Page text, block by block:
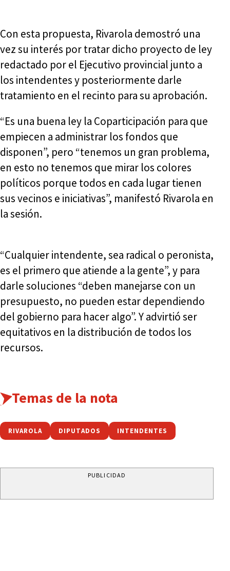
Con esta propuesta, Rivarola demostró una
vez su interés por tratar dicho proyecto de ley
redactado por el Ejecutivo provincial junto a
los intendentes y posteriormente darle
tratamiento en el recinto para su aprobación.
“Es una buena ley la Coparticipación para que
empiecen a administrar los fondos que
disponen”, pero “tenemos un gran problema,
en esto no tenemos que mirar los colores
políticos porque todos en cada lugar tienen
sus vecinos e iniciativas”, manifestó Rivarola en
la sesión.
“Cualquier intendente, sea radical o peronista,
es el primero que atiende a la gente”, y para
darle soluciones “deben manejarse con un
presupuesto, no pueden estar dependiendo
del gobierno para hacer algo”. Y advirtió ser
equitativos en la distribución de todos los
recursos.
Temas de la nota
RIVAROLA DIPUTADOS INTENDENTES
PUBLICIDAD